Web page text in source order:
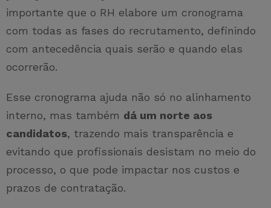
importante que o RH elabore um cronograma
com todas as fases do recrutamento, definindo
com antecedência quais serão e quando elas
ocorrerão.
Esse cronograma ajuda não só no alinhamento
interno, mas também dá um norte aos
candidatos, trazendo mais transparência e
evitando que profissionais desistam no meio do
processo, o que pode impactar nos custos e
prazos de contratação.